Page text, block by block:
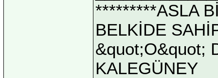
*********ASLA
BELKİDE
&quot;O&quot;
KALEGÜNEY